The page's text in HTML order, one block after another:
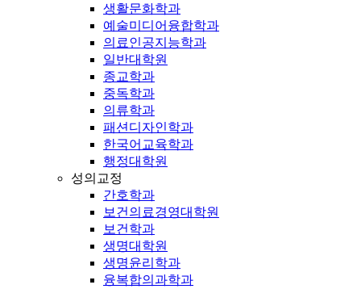
생활문화학과
예술미디어융합학과
의료인공지능학과
일반대학원
종교학과
중독학과
의류학과
패션디자인학과
한국어교육학과
행정대학원
성의교정
간호학과
보건의료경영대학원
보건학과
생명대학원
생명윤리학과
융복합의과학과